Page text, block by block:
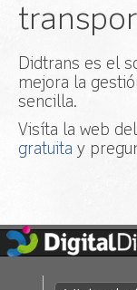
Didtrans es el
mejora la
sencilla.
Visíta la web
gratuita y